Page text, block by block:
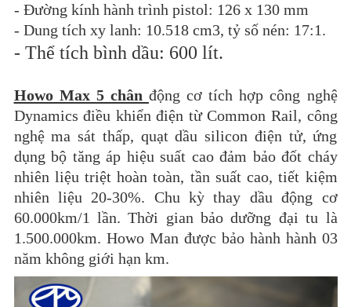
- Đường kính hành trình pistol: 126 x 130 mm
- Dung tích xy lanh: 10.518 cm3, tỷ số nén: 17:1.
- Thể tích bình dầu: 600 lít.
Howo Max 5 chân động cơ tích hợp công nghệ
Dynamics điều khiển điện từ Common Rail, công
nghệ ma sát thấp, quạt dầu silicon điện tử, ứng
dụng bộ tăng áp hiệu suất cao đảm bảo đốt cháy
nhiên liệu triệt hoàn toàn, tần suất cao, tiết kiệm
nhiên liệu 20-30%. Chu kỳ thay dầu động cơ
60.000km/1 lần. Thời gian bảo dưỡng đại tu là
1.500.000km. Howo Man được bảo hành hành 03
năm không giới hạn km.